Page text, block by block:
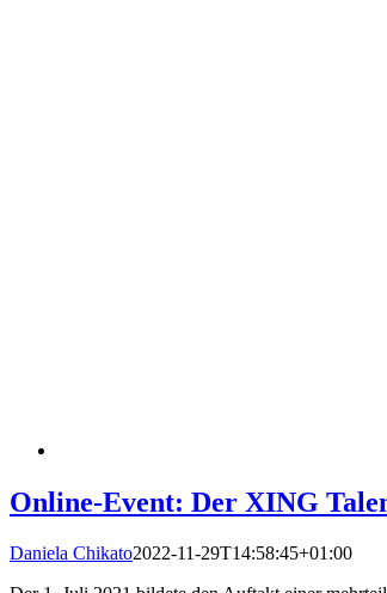
Online-Event: Der XING
Daniela Chikato2022-11-29T14:58:45+01:00